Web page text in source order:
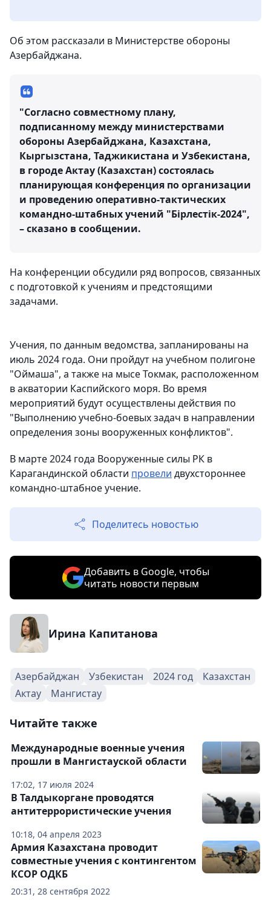
Об этом рассказали в Министерстве обороны
Азербайджана.
"Согласно совместному плану,
подписанному между министерствами
обороны Азербайджана, Казахстана,
Кыргызстана, Таджикистана и Узбекистана,
в городе Актау (Казахстан) состоялась
планирующая конференция по организации
и проведению оперативно-тактических
командно-штабных учений "Бірлестік-2024",
– сказано в сообщении.
На конференции обсудили ряд вопросов, связанных
с подготовкой к учениям и предстоящими
задачами.
Учения, по данным ведомства, запланированы на
июль 2024 года. Они пройдут на учебном полигоне
"Оймаша", а также на мысе Токмак, расположенном
в акватории Каспийского моря. Во время
мероприятий будут осуществлены действия по
"Выполнению учебно-боевых задач в направлении
определения зоны вооруженных конфликтов".
В марте 2024 года Вооруженные силы РК в
Карагандинской области провели двухстороннее
командно-штабное учение.
Поделитесь новостью
Добавить в Google, чтобы
читать новости первым
Ирина Капитанова
Азербайджан Узбекистан 2024 год
Казахстан
Актау
Мангистау
Читайте также
17:02, 17 июля 2024
Международные военные учения
прошли в Мангистауской области
10:18, 04 апреля 2023
В Талдыкоргане проводятся
антитеррористические учения
20:31, 28 сентября 2022
Армия Казахстана проводит
совместные учения с контингентом
КСОР ОДКБ